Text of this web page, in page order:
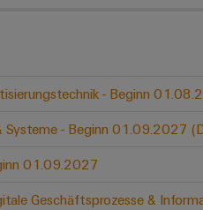
- Beginn
Systeme - Beginn 01.09.2027
01.09.2027
Geschäftsprozesse &